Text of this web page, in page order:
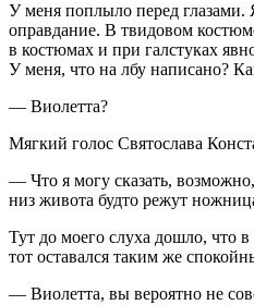
У меня поплыло перед глазами.
оправдание. В твидовом
в костюмах и при галстуках
У меня, что на лбу написано?
— Виолетта?
Мягкий голос Святослава
— Что я могу сказать,
низ живота будто режут
Тут до моего слуха дошло, что
тот оставался таким же
— Виолетта, вы вероятно не